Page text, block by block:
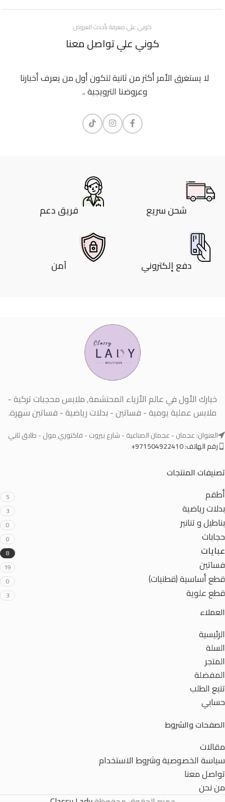
كوني علي معرفة بأحدث العروض
كوني علي تواصل معنا
لا يستغرق الأمر أكثر من ثانية لتكون أول من يعرف أخبارنا
وعروضنا الترويجية ..
شحن سريع فريق دعم
دفع إلكتروني آمن
خيارك الأول في عالم الأزياء المحتشمة, ملابس محجبات تركية -
ملابس عملية يومية - فساتين - بدلات رياضية - فساتين سهرة.
العنوان: عجمان - عجمان الصناعية - شارع بيروت - فاكتوري مول - طابق ثاني
رقم الهاتف: 971504922410+
تصنيفات المنتجات
أطقم 5
بدلات رياضية 3
بناطيل و تنانير 0
حجابات 0
عبايات 8
فساتين 19
قطع أساسية (قطنيات) 0
قطع علوية 3
العملاء
الرئيسية
السلة
المتجر
المفضلة
تتبع الطلب
حسابي
الصفحات والشروط
مقالات
سياسة الخصوصية وشروط الاستخدام
تواصل معنا
من نحن